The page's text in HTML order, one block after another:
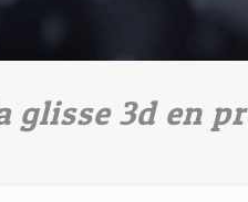
glisse 3d en